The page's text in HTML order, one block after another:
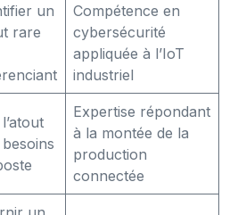
un
rare
Compétence en
cybersécurité
appliquée à l’IoT
industriel
Expertise répondant
à la montée de la
production
connectée